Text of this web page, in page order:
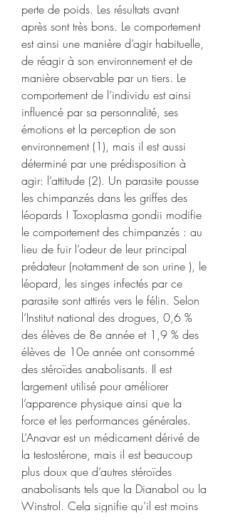
perte de poids. Les résultats avant
après sont très bons. Le comportement
est ainsi une manière d’agir habituelle,
de réagir à son environnement et de
manière observable par un tiers. Le
comportement de l’individu est ainsi
influencé par sa personnalité, ses
émotions et la perception de son
environnement (1), mais il est aussi
déterminé par une prédisposition à
agir: l’attitude (2). Un parasite pousse
les chimpanzés dans les griffes des
léopards ! Toxoplasma gondii modifie
le comportement des chimpanzés : au
lieu de fuir l’odeur de leur principal
prédateur (notamment de son urine ), le
léopard, les singes infectés par ce
parasite sont attirés vers le félin. Selon
l’Institut national des drogues, 0,6 %
des élèves de 8e année et 1,9 % des
élèves de 10e année ont consommé
des stéroïdes anabolisants. Il est
largement utilisé pour améliorer
l’apparence physique ainsi que la
force et les performances générales.
L’Anavar est un médicament dérivé de
la testostérone, mais il est beaucoup
plus doux que d’autres stéroïdes
anabolisants tels que la Dianabol ou la
Winstrol. Cela signifie qu’il est moins